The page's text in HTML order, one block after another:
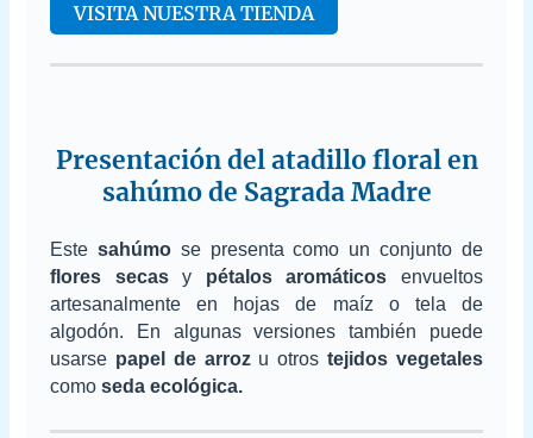
VISITA NUESTRA TIENDA
Presentación del atadillo floral en
sahúmo de Sagrada Madre
Estesahúmo se presenta como un conjunto de
flores secasy pétalos aromáticos envueltos
artesanalmente en hojas de maíz o tela de
algodón. En algunas versiones también puede
usarse papel de arrozu otros tejidos vegetales
comoseda ecológica.